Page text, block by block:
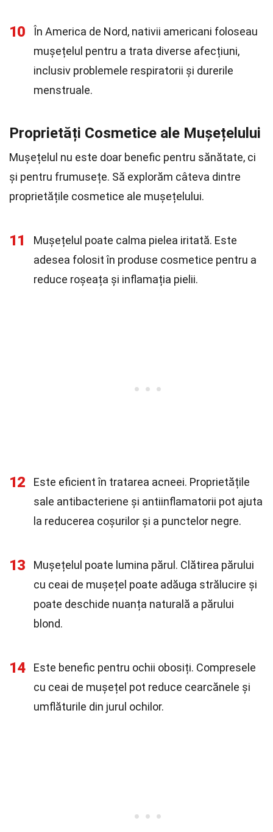
10
În America de Nord, nativii americani foloseau
mușețelul pentru a trata diverse afecțiuni,
inclusiv problemele respiratorii și durerile
menstruale.
Proprietăți Cosmetice ale Mușețelului
Mușețelul nu este doar benefic pentru sănătate, ci
și pentru frumusețe. Să explorăm câteva dintre
proprietățile cosmetice ale mușețelului.
11
Mușețelul poate calma pielea iritată. Este
adesea folosit în produse cosmetice pentru a
reduce roșeața și inflamația pielii.
12
Este eficient în tratarea acneei. Proprietățile
sale antibacteriene și antiinflamatorii pot ajuta
la reducerea coșurilor și a punctelor negre.
13
Mușețelul poate lumina părul. Clătirea părului
cu ceai de mușețel poate adăuga strălucire și
poate deschide nuanța naturală a părului
blond.
14
Este benefic pentru ochii obosiți. Compresele
cu ceai de mușețel pot reduce cearcănele și
umflăturile din jurul ochilor.